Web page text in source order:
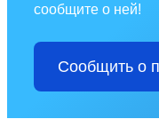
сообщите о ней!
Сообщить о